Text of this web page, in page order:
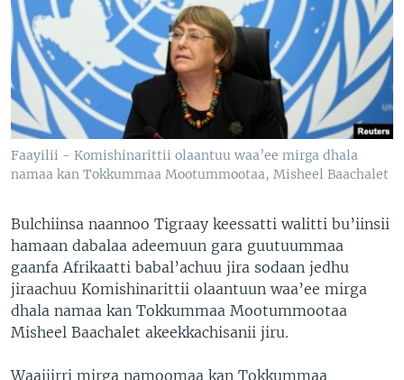
Faayilii - Komishinarittii olaantuu waa’ee mirga dhala
namaa kan Tokkummaa Mootummootaa, Misheel Baachalet
Bulchiinsa naannoo Tigraay keessatti walitti bu’iinsii
hamaan dabalaa adeemuun gara guutuummaa
gaanfa Afrikaatti babal’achuu jira sodaan jedhu
jiraachuu Komishinarittii olaantuun waa’ee mirga
dhala namaa kan Tokkummaa Mootummootaa
Misheel Baachalet akeekkachisanii jiru.
Waajjirri mirga namoomaa kan Tokkummaa